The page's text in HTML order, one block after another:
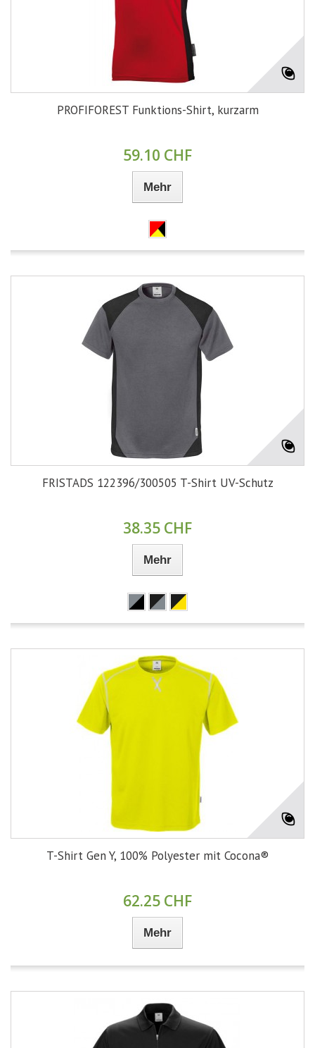
PROFIFOREST Funktions-Shirt, kurzarm
59.10 CHF
Mehr
FRISTADS 122396/300505 T-Shirt UV-Schutz
38.35 CHF
Mehr
T-Shirt Gen Y, 100% Polyester mit Cocona®
62.25 CHF
Mehr